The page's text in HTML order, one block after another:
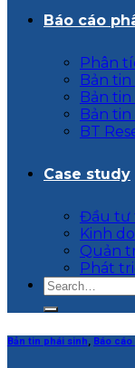
Báo cáo
Phân
Bản
Bản tin
Bản tin
BT
Case study
Đầu tư
Kinh
Quản
Phát
Bản tin phái sinh, Báo